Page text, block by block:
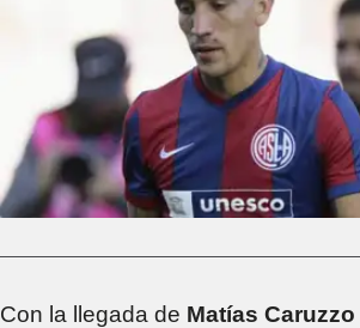
Con la llegada de Matías Caruzzo